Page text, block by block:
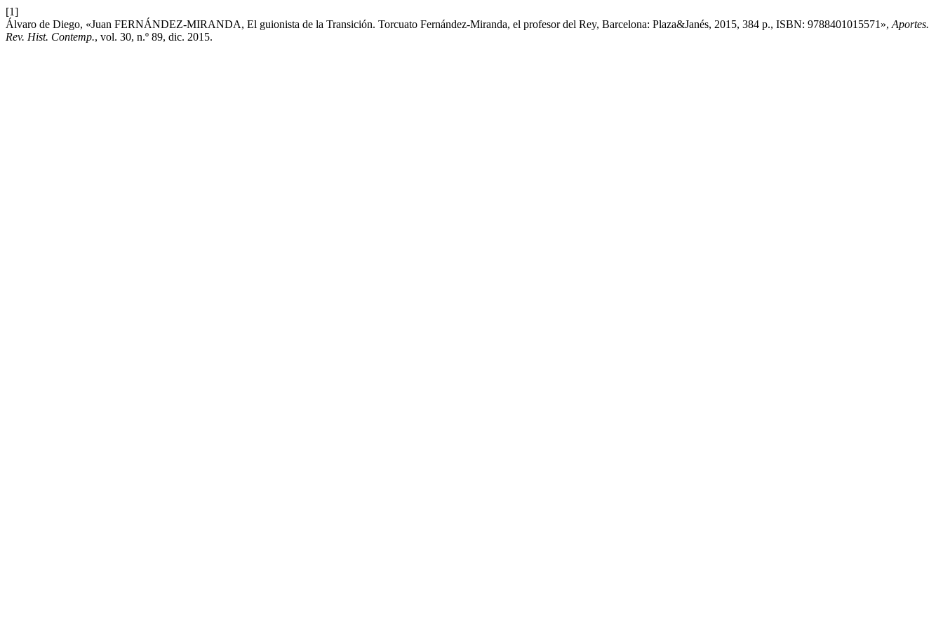
[1]
Álvaro de Diego, «Juan FERNÁNDEZ-MIRANDA, El guionista de la Transición. Torcuato Fernández-Miranda, el profesor del Rey, Barcelona: Plaza&Janés, 2015, 384 p., ISBN: 9788401015571», Aportes.
Rev. Hist. Contemp., vol. 30, n.º 89, dic. 2015.